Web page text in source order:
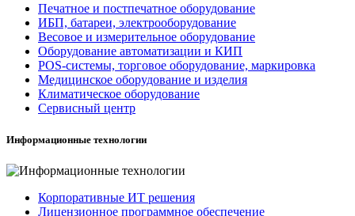
Печатное и постпечатное оборудование
ИБП, батареи, электрооборудование
Весовое и измерительное оборудование
Оборудование автоматизации и КИП
POS-системы, торговое оборудование, маркировка
Медицинское оборудование и изделия
Климатическое оборудование
Сервисный центр
Информационные технологии
Корпоративные ИТ решения
Лицензионное программное обеспечение